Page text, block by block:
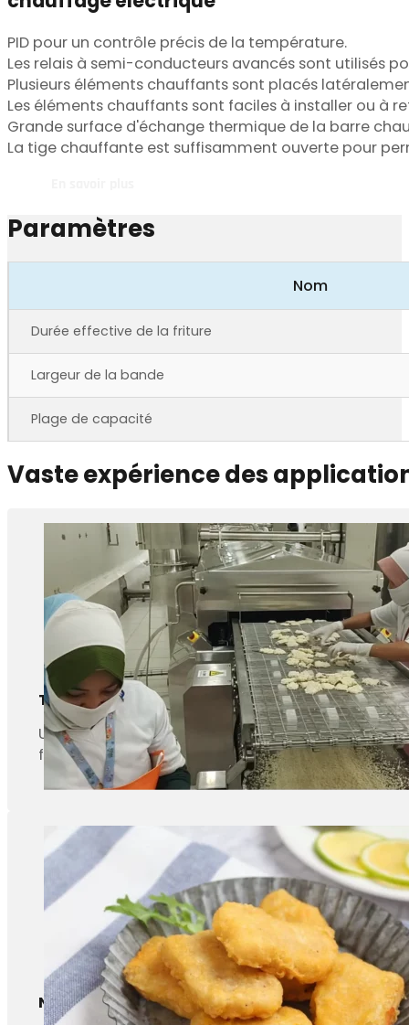
PID pour un contrôle précis de la température.
Les relais à semi-conducteurs avancés sont utilisés
Plusieurs éléments chauffants sont placés
Les éléments chauffants sont faciles à installer ou à
Grande surface d'échange thermique de la barre
La tige chauffante est suffisamment ouverte pour
Paramètres
Nom
Durée effective de la friture
Largeur de la bande
Plage de capacité
Vaste expérience des
Tempura (crevettes frites)
Une friteuse en continu peut cuire complètement
friteuses à des transformateurs de crevettes en
Nuggets de poulet